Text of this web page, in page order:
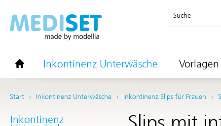
Suche
Inkontinenz Unterwäsche
Start Inkontinenz Unterwäsche Inkontinenz Slips für Frauen
Inkontinenz